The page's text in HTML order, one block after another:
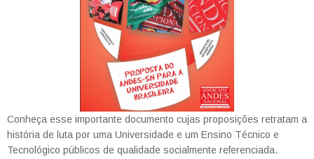
Conheça esse importante documento cujas proposições retratam a
história de luta por uma Universidade e um Ensino Técnico e
Tecnológico públicos de qualidade socialmente referenciada.